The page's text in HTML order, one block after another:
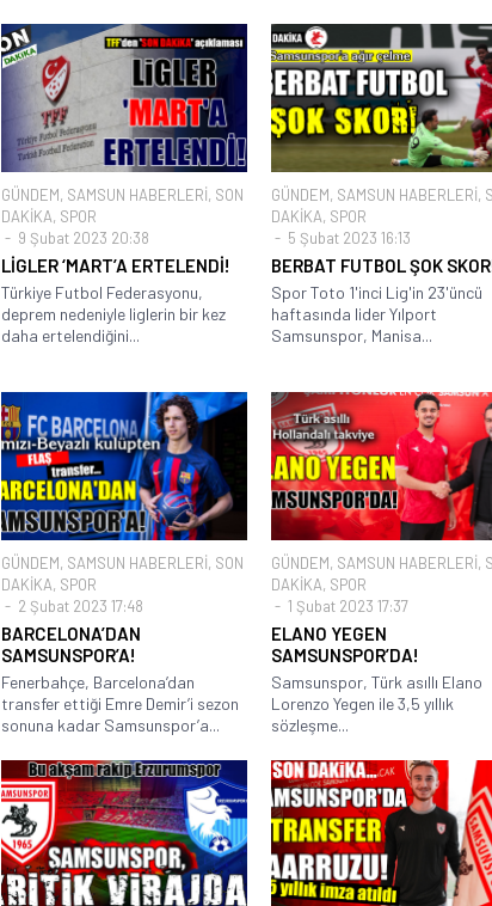
GÜNDEM, SAMSUN HABERLERİ, SON
DAKİKA, SPOR
9 Şubat 2023 20:38
LİGLER ‘MART’A ERTELENDİ!
Türkiye Futbol Federasyonu,
deprem nedeniyle liglerin bir kez
daha ertelendiğini...
GÜNDEM, SAMSUN HABERLERİ,
DAKİKA, SPOR
5 Şubat 2023 16:13
BERBAT FUTBOL ŞOK
Spor Toto 1'inci Lig'in 23'üncü
haftasında lider Yılport
Samsunspor, Manisa...
GÜNDEM, SAMSUN HABERLERİ, SON
DAKİKA, SPOR
2 Şubat 2023 17:48
BARCELONA’DAN
SAMSUNSPOR’A!
Fenerbahçe, Barcelona’dan
transfer ettiği Emre Demir’i sezon
sonuna kadar Samsunspor’a...
GÜNDEM, SAMSUN HABERLERİ,
DAKİKA, SPOR
1 Şubat 2023 17:37
ELANO YEGEN
SAMSUNSPOR’DA!
Samsunspor, Türk asıllı Elano
Lorenzo Yegen ile 3,5 yıllık
sözleşme...